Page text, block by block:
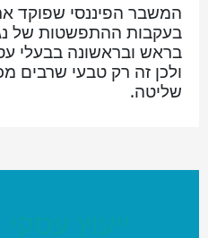
המשבר הפיננסי שפוקד
בעקבות ההתפשטות של
בראש ובראשונה בבעלי
ולכן זה רק טבעי שרבים
שליטה.